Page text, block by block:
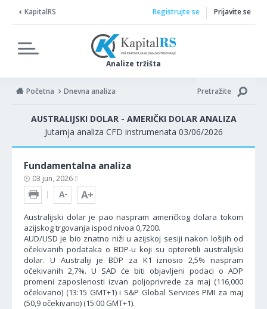
KapitalRS
Analize tržišta
Registrujte se Prijavite se
Početna Dnevna analiza Pretražite
AUSTRALIJSKI DOLAR - AMERIČKI DOLAR ANALIZA
Jutarnja analiza CFD instrumenata 03/06/2026
Fundamentalna analiza
03 jun, 2026
Australijski dolar je pao naspram američkog dolara tokom
azijskog trgovanja ispod nivoa 0,7200.
AUD/USD je bio znatno niži u azijskoj sesiji nakon lošijih od
očekivanih podataka o BDP-u koji su opteretili australijski
dolar. U Australiji je BDP za K1 iznosio 2,5% naspram
očekivanih 2,7%. U SAD će biti objavljeni podaci o ADP
promeni zaposlenosti izvan poljoprivrede za maj (116,000
očekivano) (13:15 GMT+1) i S&P Global Services PMI za maj
(50,9 očekivano) (15:00 GMT+1).